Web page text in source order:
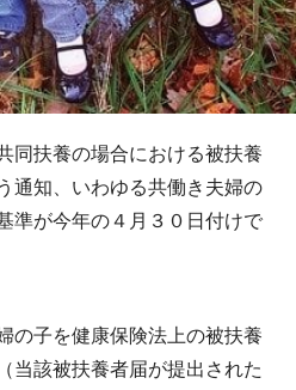
同扶養の場合における被扶養
通知、いわゆる共働き夫婦の
準が今年の４月３０日付けで
の子を健康保険法上の被扶養
当該被扶養者届が提出された